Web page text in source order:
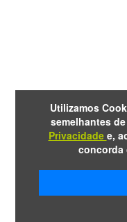
Utilizamos
semelhantes
Privacidade e,
concorda